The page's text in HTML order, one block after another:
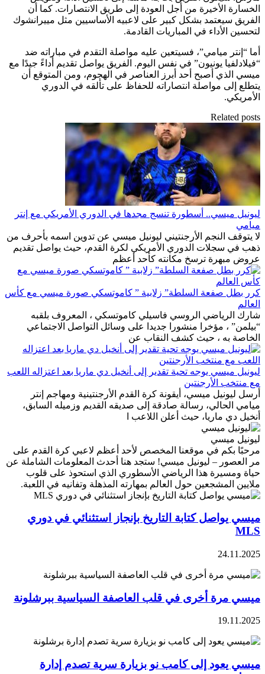
الخسارة الأخيرة من أجل العودة إلى طريق الانتصارات. كما أن
الفريق سيعتمد بشكل كبير على لاعبيه الأساسيين مثل مييرانشوك
لتحسين الأداء في المباريات القادمة.
أما “إنتر ميامي”، فسيتعين عليه مواصلة التقدم في مباراته ضد
“فيلادلفيا يونيون” في نفس اليوم. الفريق يواصل تقديم أداءً جيدًا مع
ميسي الذي أصبح أحد أبرز العناصر في الهجوم، ومن المتوقع أن
يتطلع إلى مواصلة انتصاراته للحفاظ على تألقه في الدوري
الأمريكي.
Related posts
ليونيل ميسي.. أسطورة تنسج مجدها في الدوري الأمريكي مع إنتر
ميامي
لا يتوقف النجم الأرجنتيني ليونيل ميسي عن تدوين اسمه بأحرف من
ذهب في سجلات الدوري الأمريكي لكرة القدم، حيث يواصل تقديم
عروض مبهرة ترسخ مكانته كأحد أعظم
كرر بطل صفعة السلطة” زلابية ” كاموتسكي صورة ميسي مع كأس
العالم
شارك الرياضي الروسي فاسيلي كاموتسكي ، المعروف بلقبه
“بيلمن” ، مؤخرا منشورا جديدا على وسائل التواصل الاجتماعي
الخاصة به ، حيث كشف النقاب عن
ليونيل ميسي يوجه تحية تقدير إلى أنخيل دي ماريا بعد اعتزاله اللعب
مع منتخب الأرجنتين
أرسل ليونيل ميسي، أيقونة كرة القدم الأرجنتينية ومهاجم إنتر
ميامي الحالي، رسالة صادقة إلى صديقه القديم وزميله السابق،
أنخيل دي ماريا، حيث أعلن اللاعب ا
ليونيل ميسي
مرحبًا بكم في موقعنا المخصص لأحد أعظم لاعبي كرة القدم على
مر العصور – ليونيل ميسي! ستجد هنا أحدث المعلومات الشاملة عن
حياة ومسيرة هذا الرياضي الأسطوري الذي استحوذ على قلوب
ملايين المشجعين حول العالم بمهارته المذهلة وتفانيه في اللعبة.
ميسي يواصل كتابة التاريخ بإنجاز استثنائي في دوري
MLS
24.11.2025
ميسي مرة أخرى في قلب العاصفة السياسية ببرشلونة
19.11.2025
ميسي يعود إلى كامب نو بزيارة سرية تصدم إدارة